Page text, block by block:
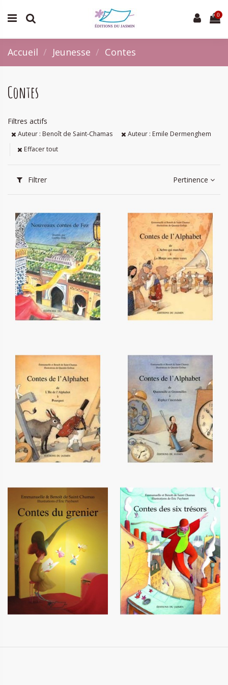
0
Accueil Jeunesse Contes
Contes
Filtres actifs
Auteur : Benoît de Saint-Chamas
Auteur : Emile Dermenghem
Effacer tout
Filtrer Pertinence
Nouveaux contes de Fez
12,20 €
Contes de l'alphabet - tome 1
10,00 €
Contes de l'alphabet - tome 2
10,00 €
Contes de l'alphabet - tome 3
10,00 €
Contes du grenier
12,90 €
Contes des six trésors
12,20 €